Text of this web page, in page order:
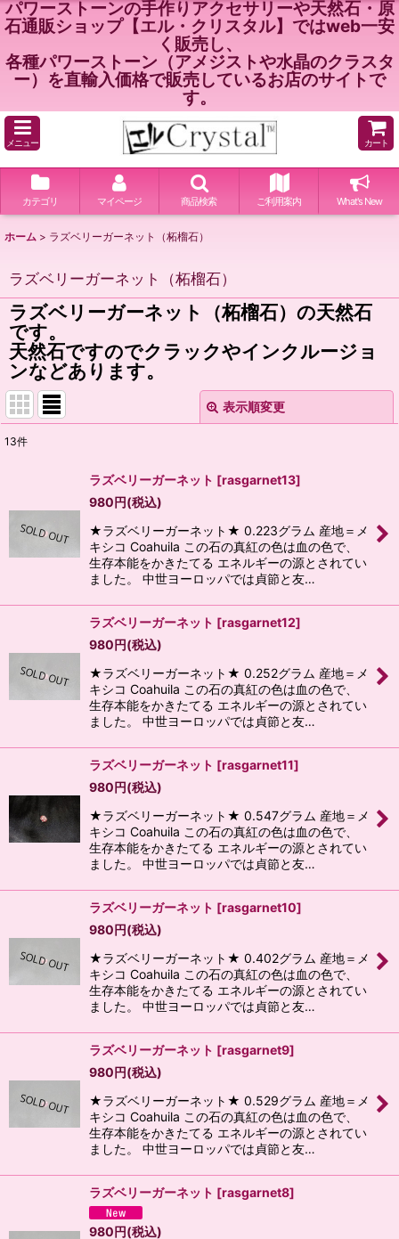
パワーストーンの手作りアクセサリーや天然石・原
石通販ショップ【エル・クリスタル】ではweb一安
く販売し、
各種パワーストーン（アメジストや水晶のクラスタ
ー）を直輸入価格で販売しているお店のサイトで
す。
メニュー カート
カテゴリ マイページ 商品検索 ご利用案内 What's New
ホーム > ラズベリーガーネット（柘榴石）
ラズベリーガーネット（柘榴石）
ラズベリーガーネット（柘榴石）の天然石
です。
天然石ですのでクラックやインクルージョ
ンなどあります。
表示順変更
並び順:
絞り込む
13件
ラズベリーガーネット [rasgarnet13]
980円(税込)
★ラズベリーガーネット★ 0.223グラム 産地＝メ
キシコ Coahuila この石の真紅の色は血の色で、
生存本能をかきたてる エネルギーの源とされてい
ました。 中世ヨーロッパでは貞節と友…
ラズベリーガーネット [rasgarnet12]
980円(税込)
★ラズベリーガーネット★ 0.252グラム 産地＝メ
キシコ Coahuila この石の真紅の色は血の色で、
生存本能をかきたてる エネルギーの源とされてい
ました。 中世ヨーロッパでは貞節と友…
ラズベリーガーネット [rasgarnet11]
980円(税込)
★ラズベリーガーネット★ 0.547グラム 産地＝メ
キシコ Coahuila この石の真紅の色は血の色で、
生存本能をかきたてる エネルギーの源とされてい
ました。 中世ヨーロッパでは貞節と友…
ラズベリーガーネット [rasgarnet10]
980円(税込)
★ラズベリーガーネット★ 0.402グラム 産地＝メ
キシコ Coahuila この石の真紅の色は血の色で、
生存本能をかきたてる エネルギーの源とされてい
ました。 中世ヨーロッパでは貞節と友…
ラズベリーガーネット [rasgarnet9]
980円(税込)
★ラズベリーガーネット★ 0.529グラム 産地＝メ
キシコ Coahuila この石の真紅の色は血の色で、
生存本能をかきたてる エネルギーの源とされてい
ました。 中世ヨーロッパでは貞節と友…
ラズベリーガーネット [rasgarnet8]
980円(税込)